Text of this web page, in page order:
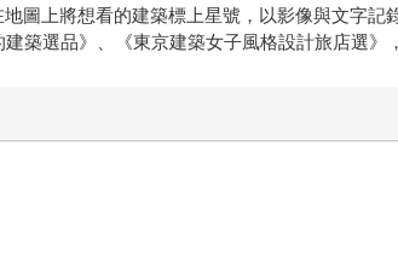
圖上將想看的建築標上星號，以影像與文字
築選品》、《東京建築女子風格設計旅店選》